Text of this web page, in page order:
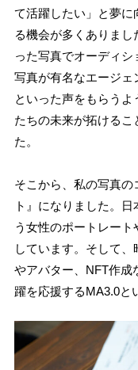
て活躍したい」と夢に
る機会が多くありま
った写真でオーディ
写真が有名なエージェ
といった声をもらう
たちの未来が拓けるこ
た。
そこから、私の写真
ト』になりました。
う女性のポートレー
しています。そして
やアバター、NFT作成
躍を応援するMA3.0と